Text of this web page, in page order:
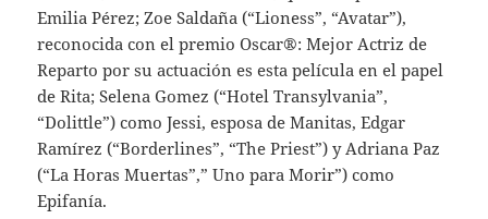
Emilia Pérez; Zoe Saldaña (“Lioness”, “Avatar”),
reconocida con el premio Oscar®: Mejor Actriz de
Reparto por su actuación es esta película en el papel
de Rita; Selena Gomez (“Hotel Transylvania”,
“Dolittle”) como Jessi, esposa de Manitas, Edgar
Ramírez (“Borderlines”, “The Priest”) y Adriana Paz
(“La Horas Muertas”,” Uno para Morir”) como
Epifanía.